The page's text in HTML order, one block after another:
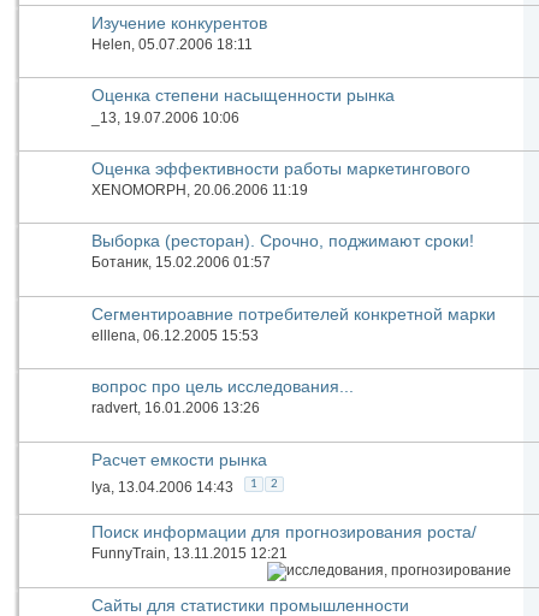
Изучение конкурентов
Helen, 05.07.2006 18:11
Оценка степени насыщенности рынка
_13 , 19.07.2006 10:06
Оценка эффективности работы маркетингового
отдела
XENOMORPH , 20.06.2006 11:19
Выборка (ресторан). Срочно, поджимают сроки!
Ботаник, 15.02.2006 01:57
Сегментироавние потребителей конкретной марки
пива
elllena, 06.12.2005 15:53
вопрос про цель исследования...
radvert, 16.01.2006 13:26
Расчет емкости рынка
lya, 13.04.2006 14:43 1 2
Поиск информации для прогнозирования роста/
падения рынка в отрасли
FunnyTrain, 13.11.2015 12:21
Сайты для статистики промышленности